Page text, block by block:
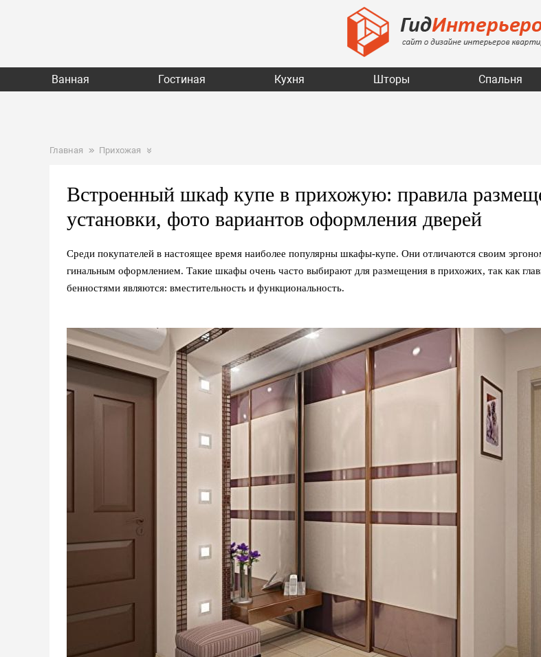
Ванная Гостиная Кухня Шторы Спальня
Главная Прихожая
Встроенный шкаф купе в прихожую: правила
установки, фото вариантов оформления дверей
Среди покупателей в настоящее время наиболее популярны шкафы-купе. Они отличаются своим
гинальным оформлением. Такие шкафы очень часто выбирают для размещения в прихожих, так как
бенностями являются: вместительность и функциональность.